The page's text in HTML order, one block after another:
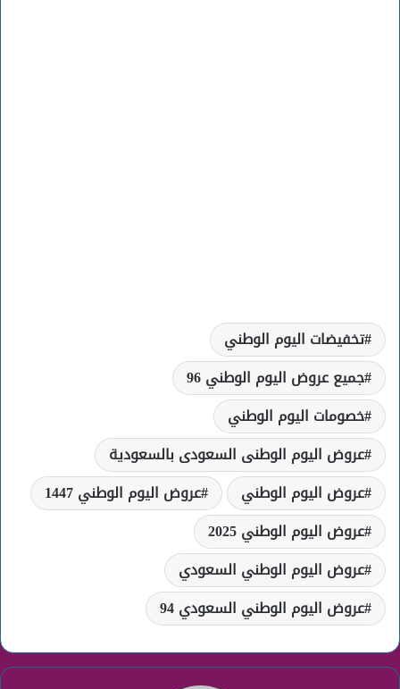
تخفيضات اليوم الوطني
جميع عروض اليوم الوطني 96
خصومات اليوم الوطني
عروض اليوم الوطنى السعودى بالسعودية
عروض اليوم الوطني
عروض اليوم الوطني 1447
عروض اليوم الوطني 2025
عروض اليوم الوطني السعودي
عروض اليوم الوطني السعودي 94